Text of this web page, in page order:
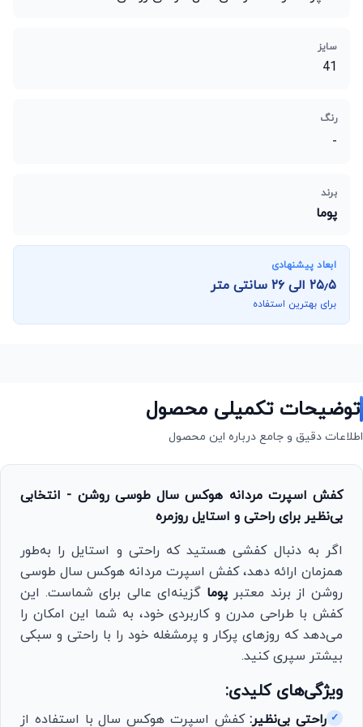
سایز
41
رنگ
-
برند
پوما
ابعاد پیشنهادی
۲۵٫۵ الی۲۶سانتی متر
برای بهترین استفاده
توضیحات تکمیلی محصول
اطلاعات دقیق و جامع درباره این محصول
کفش اسپرت مردانه هوکس سال طوسی روشن - انتخابی
بی‌نظیر برای راحتی و استایل روزمره
اگر به دنبال کفشی هستید که راحتی و استایل را به‌طور
همزمان ارائه دهد، کفش اسپرت مردانه هوکس سال طوسی
روشن از برند معتبر پوما گزینه‌ای عالی برای شماست. این
کفش با طراحی مدرن و کاربردی خود، به شما این امکان را
می‌دهد که روزهای پرکار و پرمشغله خود را با راحتی و سبکی
بیشتر سپری کنید.
ویژگی‌های کلیدی:
✓ راحتی بی‌نظیر:کفش اسپرت هوکس سال با استفاده از